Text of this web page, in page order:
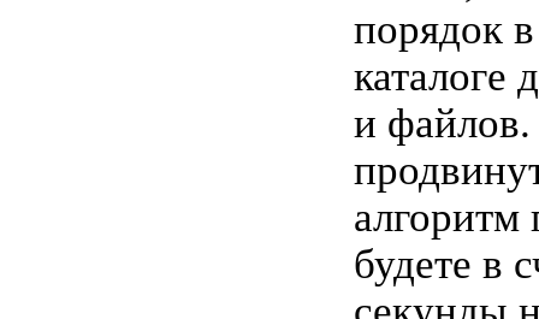
порядок
каталоге
и файлов.
будете в